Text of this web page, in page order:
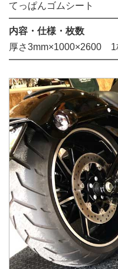
てっぱんゴムシート
内容・仕様・枚数
厚さ3mm×1000×2600 1